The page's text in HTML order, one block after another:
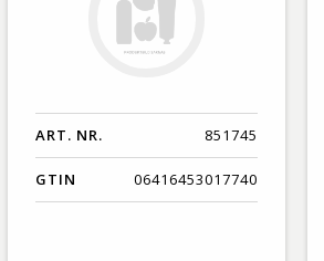
ART. NR. 851745
GTIN 06416453017740